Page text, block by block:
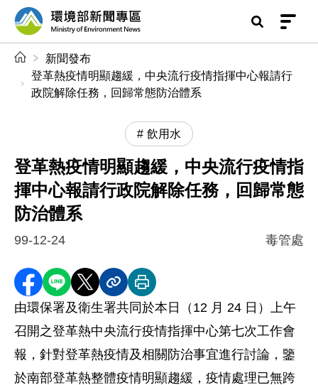
前往中央內容區塊
環境部新聞專區
新聞發布
登革熱疫情明顯趨緩，中央流行疫情指揮中心報請行
政院解除任務，回歸常態防治體系
飲用水
登革熱疫情明顯趨緩，中央流行疫情指
揮中心報請行政院解除任務，回歸常態
防治體系
99-12-24 毒管處
分享至 Facebook
分享到 LINE
分享到 X分享內容連結
列印本頁
由環保署及衛生署共同於本日（12 月 24 日）上午
召開之登革熱中央流行疫情指揮中心第七次工作會
報，針對登革熱疫情及相關防治事宜進行討論，鑒
於南部登革熱整體疫情明顯趨緩，疫情處理已無跨